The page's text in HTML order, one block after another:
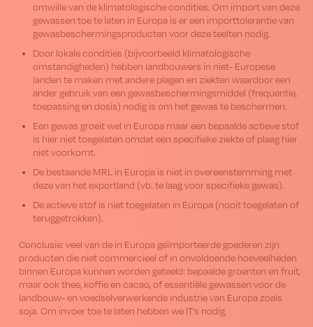
omwille van de klimatologische condities. Om import van deze
gewassen toe te laten in Europa is er een importtolerantie van
gewasbeschermingsproducten voor deze teelten nodig.
Door lokale condities (bijvoorbeeld klimatologische
omstandigheden) hebben landbouwers in niet- Europese
landen te maken met andere plagen en ziekten waardoor een
ander gebruik van een gewasbeschermingsmiddel (frequentie,
toepassing en dosis) nodig is om het gewas te beschermen.
Een gewas groeit wel in Europa maar een bepaalde actieve stof
is hier niet toegelaten omdat een specifieke ziekte of plaag hier
niet voorkomt.
De bestaande MRL in Europa is niet in overeenstemming met
deze van het exportland (vb. te laag voor specifieke gewas).
De actieve stof is niet toegelaten in Europa (nooit toegelaten of
teruggetrokken).
Conclusie: veel van de in Europa geïmporteerde goederen zijn
producten die niet commercieel of in onvoldoende hoeveelheden
binnen Europa kunnen worden geteeld: bepaalde groenten en fruit,
maar ook thee, koffie en cacao, of essentiële gewassen voor de
landbouw- en voedselverwerkende industrie van Europa zoals
soja. Om invoer toe te laten hebben we IT’s nodig.